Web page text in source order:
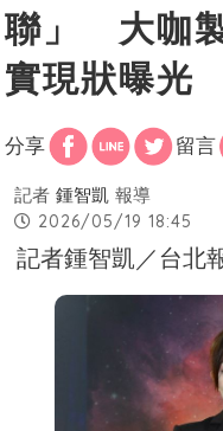
聯」 大咖
實現狀曝光
分享 留言
記者 鍾智凱 報導
2026/05/19 18:45
記者鍾智凱／台北